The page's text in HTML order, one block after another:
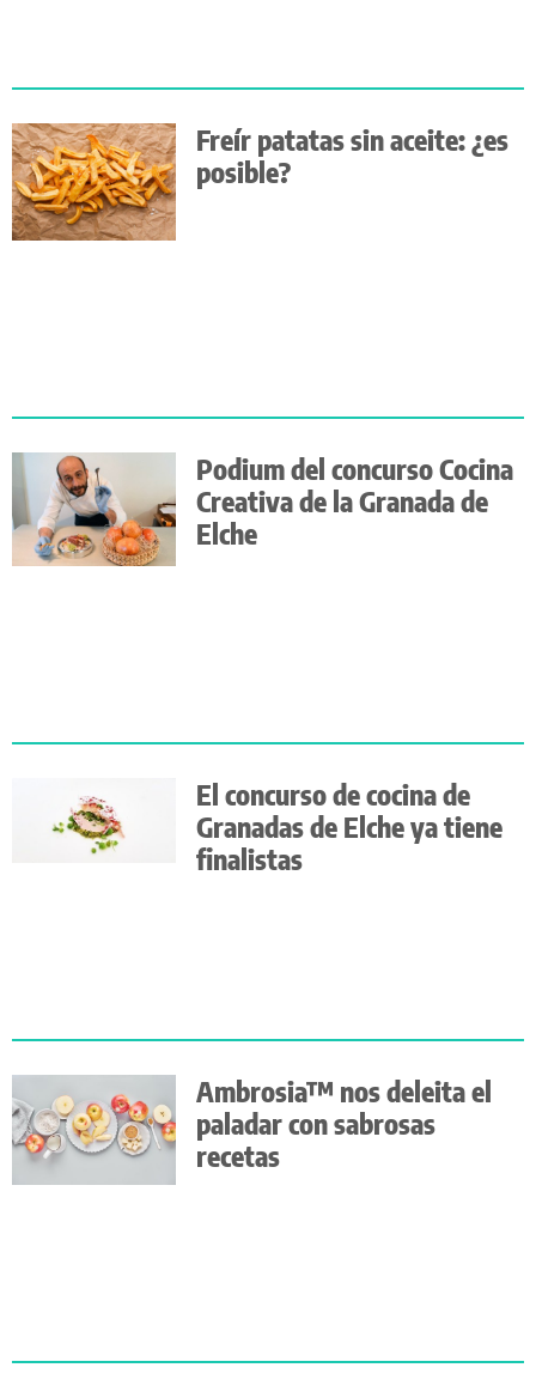
Freír patatas sin aceite: ¿es
posible?
Podium del concurso Cocina
Creativa de la Granada de
Elche
El concurso de cocina de
Granadas de Elche ya tiene
finalistas
Ambrosia™​ nos deleita el
paladar con sabrosas
recetas